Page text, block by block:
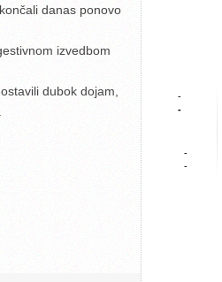
danas ponovo
izvedbom
dubok dojam,
-
-
-
-